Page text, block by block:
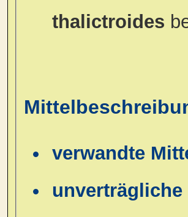
thalictroides
verwandte